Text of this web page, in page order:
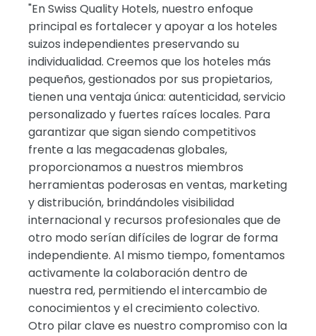
"En Swiss Quality Hotels, nuestro enfoque
principal es fortalecer y apoyar a los hoteles
suizos independientes preservando su
individualidad. Creemos que los hoteles más
pequeños, gestionados por sus propietarios,
tienen una ventaja única: autenticidad, servicio
personalizado y fuertes raíces locales. Para
garantizar que sigan siendo competitivos
frente a las megacadenas globales,
proporcionamos a nuestros miembros
herramientas poderosas en ventas, marketing
y distribución, brindándoles visibilidad
internacional y recursos profesionales que de
otro modo serían difíciles de lograr de forma
independiente. Al mismo tiempo, fomentamos
activamente la colaboración dentro de
nuestra red, permitiendo el intercambio de
conocimientos y el crecimiento colectivo.
Otro pilar clave es nuestro compromiso con la